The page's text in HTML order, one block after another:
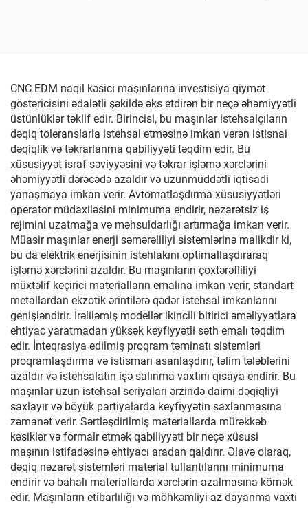
CNC EDM naqil kəsici maşınlarına investisiya qiymət
göstəricisini ədalətli şəkildə əks etdirən bir neçə əhəmiyyətli
üstünlüklər təklif edir. Birincisi, bu maşınlar istehsalçıların
dəqiq toleranslarla istehsal etməsinə imkan verən istisnai
dəqiqlik və təkrarlanma qabiliyyəti təqdim edir. Bu
xüsusiyyət israf səviyyəsini və təkrar işləmə xərclərini
əhəmiyyətli dərəcədə azaldır və uzunmüddətli iqtisadi
yanaşmaya imkan verir. Avtomatlaşdırma xüsusiyyətləri
operator müdaxiləsini minimuma endirir, nəzarətsiz iş
rejimini uzatmağa və məhsuldarlığı artırmağa imkan verir.
Müasir maşınlar enerji səmərəliliyi sistemlərinə malikdir ki,
bu da elektrik enerjisinin istehlakını optimallaşdıraraq
işləmə xərclərini azaldır. Bu maşınların çoxtərəfliliyi
müxtəlif keçirici materialların emalına imkan verir, standart
metallardan ekzotik ərintilərə qədər istehsal imkanlarını
genişləndirir. İrəliləmiş modellər ikincili bitirici əməliyyatlara
ehtiyac yaratmadan yüksək keyfiyyətli səth emalı təqdim
edir. İnteqrasiya edilmiş proqram təminatı sistemləri
proqramlaşdırma və istismarı asanlaşdırır, təlim tələblərini
azaldır və istehsalatın işə salınma vaxtını qısaya endirir. Bu
maşınlar uzun istehsal seriyaları ərzində daimi dəqiqliyi
saxlayır və böyük partiyalarda keyfiyyətin saxlanmasına
zəmanət verir. Sərtləşdirilmiş materiallarda mürəkkəb
kəsiklər və formalr etmək qabiliyyəti bir neçə xüsusi
maşının istifadəsinə ehtiyacı aradan qaldırır. Əlavə olaraq,
dəqiq nəzarət sistemləri material tullantılarını minimuma
endirir və bahalı materiallarda xərclərin azalmasına kömək
edir. Maşınların etibarlılığı və möhkəmliyi az dayanma vaxtı